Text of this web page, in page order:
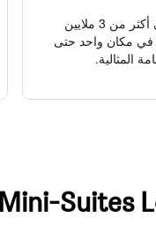
يبحث HotelsCombined في أكثر من 3 ملايين
في مكان واحد حتى
المثالية.